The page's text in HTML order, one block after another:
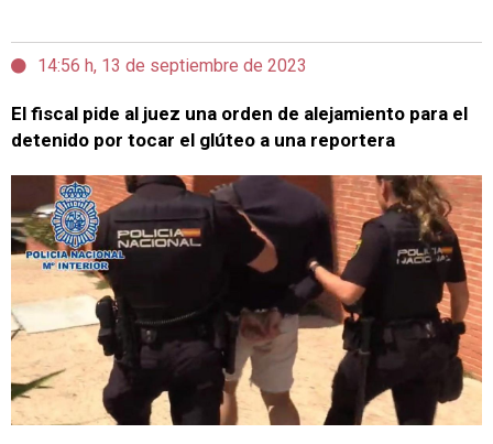
14:56 h, 13 de septiembre de 2023
El fiscal pide al juez una orden de alejamiento para el
detenido por tocar el glúteo a una reportera